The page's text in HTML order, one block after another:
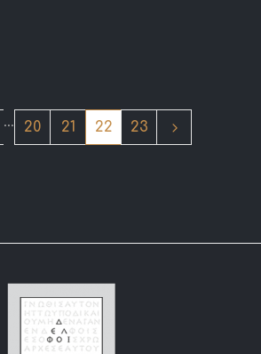
... 20 21 22 23